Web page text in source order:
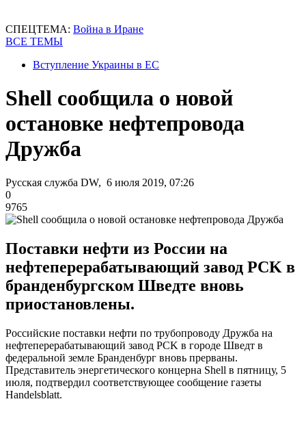
СПЕЦТЕМА: Война в Иране
ВСЕ ТЕМЫ
Вступление Украины в ЕС
Shell сообщила о новой
остановке нефтепровода
Дружба
Русская служба DW, 6 июля 2019, 07:26
0
9765
Поставки нефти из России на
нефтеперерабатывающий завод PCK в
бранденбургском Шведте вновь
приостановлены.
Российские поставки нефти по трубопроводу Дружба на
нефтеперерабатывающий завод PCK в городе Шведт в
федеральной земле Бранденбург вновь прерваны.
Представитель энергетического концерна Shell в пятницу, 5
июля, подтвердил соответствующее сообщение газеты
Handelsblatt.